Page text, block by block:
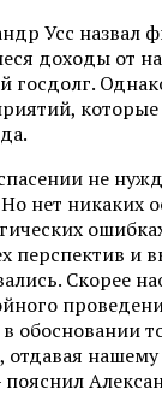
Усс назвал
доходы от
госдолг.
не
нет никаких
перспектив и
Скорее
обосновании
пояснил